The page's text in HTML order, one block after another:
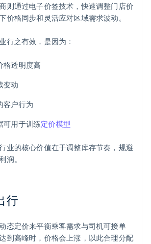
则通过电子价签技术，快速调整门店价
价格同步和灵活应对区域需求波动。
行之有效，是因为：
格透明度高
变动
客户行为
可用于训练定价模型
业的核心价值在于调整库存节奏，规避
润。
行
态定价来平衡乘客需求与司机可接单
到高峰时，价格会上涨，以此合理分配